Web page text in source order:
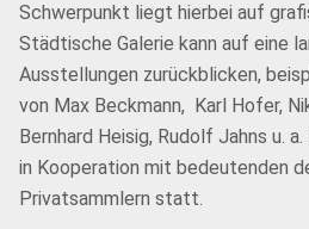
Schwerpunkt liegt hierbei auf
Städtische Galerie kann auf eine
Ausstellungen zurückblicken,
von Max Beckmann, Karl Hofer,
Bernhard Heisig, Rudolf Jahns u.
in Kooperation mit bedeutenden
Privatsammlern statt.